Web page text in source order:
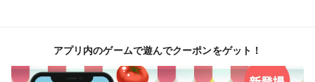
アプリ内のゲームで遊んでクーポンをゲット！